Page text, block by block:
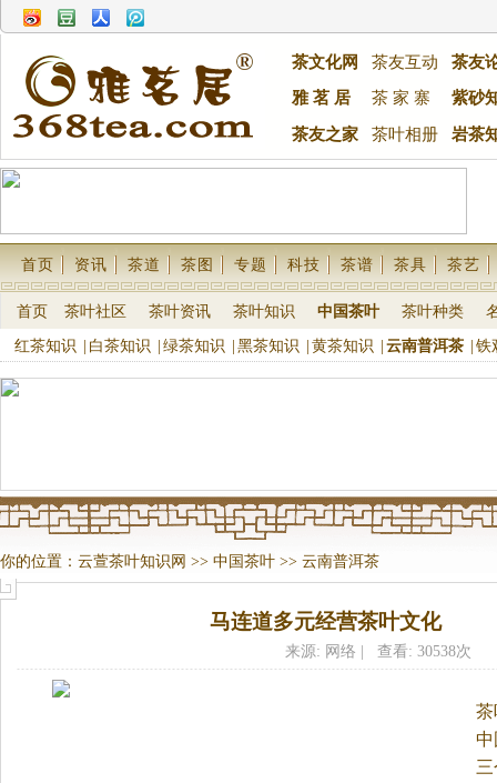
茶文化网 茶友互动
茶友
雅 茗 居
茶 家 寨 紫砂
茶友之家 茶叶相册 岩茶
首页 资讯 茶道 茶图 专题 科技 茶谱 茶具 茶艺
首页 茶叶社区 茶叶资讯 茶叶知识 中国茶叶 茶叶种类
红茶知识 白茶知识 绿茶知识 黑茶知识 黄茶知识 云南普洱茶 铁
你的位置： 云萱茶叶知识网 >> 中国茶叶 >> 云南普洱茶
马连道多元经营茶叶文化
来源: 网络 | 查看: 30538次